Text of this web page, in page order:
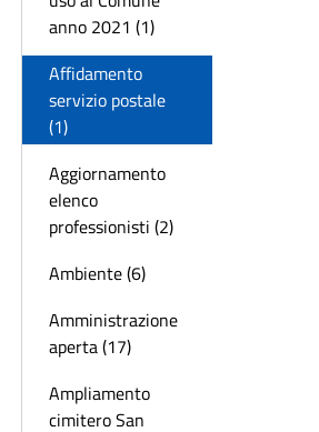
anno 2021 (1)
Affidamento
servizio postale
(1)
Aggiornamento
elenco
professionisti (2)
Ambiente (6)
Amministrazione
aperta (17)
Ampliamento
cimitero San